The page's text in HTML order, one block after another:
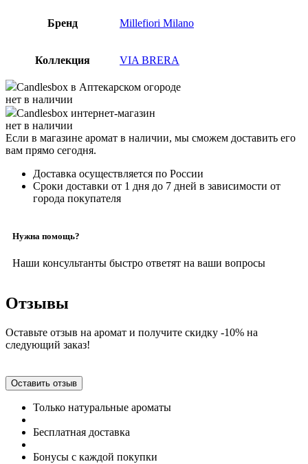
Бренд Millefiori Milano
Коллекция VIA BRERA
Candlesbox в Аптекарском огороде
нет в наличии
Candlesbox интернет-магазин
нет в наличии
Если в магазине аромат в наличии, мы сможем доставить его
вам прямо сегодня.
Доставка осуществляется по России
Сроки доставки от 1 дня до 7 дней в зависимости от
города покупателя
Нужна помощь?
Наши консультанты быстро ответят на ваши вопросы
Отзывы
Оставьте отзыв на аромат и получите скидку -10% на
следующий заказ!
Оставить отзыв
Только натуральные ароматы
Бесплатная доставка
Бонусы с каждой покупки